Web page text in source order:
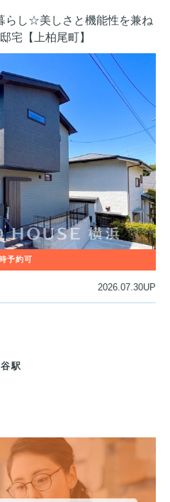
らし☆美しさと機能性を兼ね
宅【上柏尾町】
2026.07.30UP
駅